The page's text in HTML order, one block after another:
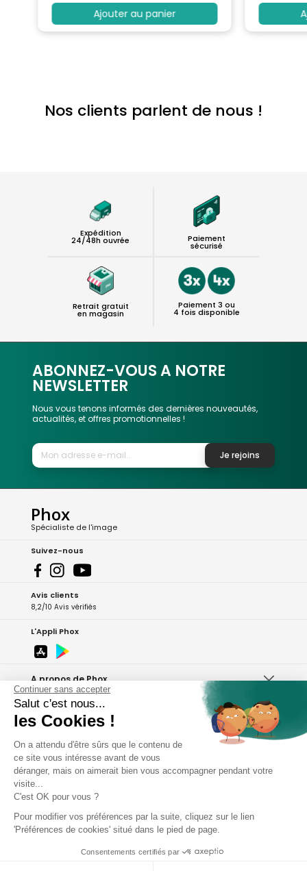
Ajouter au panier
Nos clients parlent de nous !
Expédition
24/48h ouvrée Paiement
sécurisé
Retrait gratuit
en magasin
Paiement 3 ou
4 fois disponible
ABONNEZ-VOUS A NOTRE
NEWSLETTER
Nous vous tenons informés des dernières nouveautés,
actualités, et offres promotionnelles !
Je rejoins
Phox
Spécialiste de l'image
Suivez-nous
Avis clients
8,2/10 Avis vérifiés
L'Appli Phox
A propos de Phox
Services et garanties
Mon compte
Aide et contact
Copyright - 2026 Phox.fr
Continuer sans accepter
Salut c'est nous...
les Cookies !
On a attendu d'être sûrs que le contenu de
ce site vous intéresse avant de vous
déranger, mais on aimerait bien vous accompagner pendant votre
visite...
C'est OK pour vous ?
Pour modifier vos préférences par la suite, cliquez sur le lien
'Préférences de cookies' situé dans le pied de page.
Consentements certifiés par